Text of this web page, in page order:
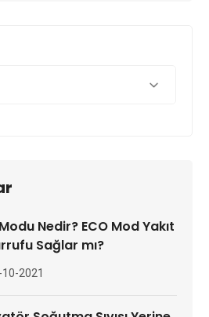
Nedir? ECO Mod Yakıt
Sağlar mı?
2021